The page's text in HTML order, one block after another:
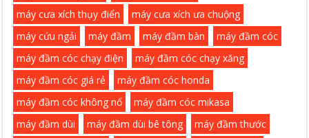
máy cưa xích thụy điển
máy cưa xích ưa chuộng
máy cứu ngải
máy đầm máy đầm bàn
máy đầm cóc
máy đầm cóc chạy điện
máy đầm cóc chạy xăng
máy đầm cóc giá rẻ
máy đầm cóc honda
máy đầm cóc không nổ
máy đầm cóc mikasa
máy đầm dùi
máy đầm dùi bê tông
máy đầm thước